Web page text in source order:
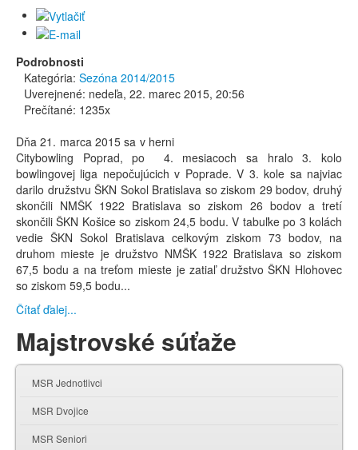
Podrobnosti
Kategória: Sezóna 2014/2015
Uverejnené: nedeľa, 22. marec 2015, 20:56
Prečítané: 1235x
Dňa 21. marca 2015 sa v herni
Citybowling Poprad, po 4. mesiacoch sa hralo 3. kolo
bowlingovej liga nepočujúcich v Poprade. V 3. kole sa najviac
darilo družstvu ŠKN Sokol Bratislava so ziskom 29 bodov, druhý
skončili NMŠK 1922 Bratislava so ziskom 26 bodov a tretí
skončili ŠKN Košice so ziskom 24,5 bodu. V tabuľke po 3 kolách
vedie ŠKN Sokol Bratislava celkovým ziskom 73 bodov, na
druhom mieste je družstvo NMŠK 1922 Bratislava so ziskom
67,5 bodu a na treťom mieste je zatiaľ družstvo ŠKN Hlohovec
so ziskom 59,5 bodu...
Čítať ďalej...
Majstrovské súťaže
MSR Jednotlivci
MSR Dvojice
MSR Seniori